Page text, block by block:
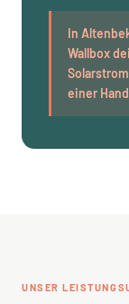
In
Wallbox
einer
UNSER